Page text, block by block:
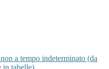
a tempo indeterminato (da